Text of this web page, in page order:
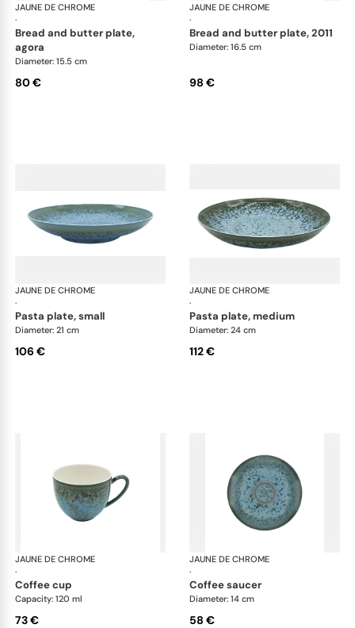
JAUNE DE CHROME
·
Nymphéa
bread and butter plate,
agora
Diameter: 15.5 cm
80 €
JAUNE DE CHROME
·
bread and butter plate, 2011
Diameter: 16.5 cm
98 €
JAUNE DE CHROME
·
Nymphéa
pasta plate, small
Diameter: 21 cm
106 €
JAUNE DE CHROME
·
pasta plate, medium
Diameter: 24 cm
112 €
JAUNE DE CHROME
·
Nymphéa
coffee cup
Capacity: 120 ml
73 €
JAUNE DE CHROME
·
coffee saucer
Diameter: 14 cm
58 €